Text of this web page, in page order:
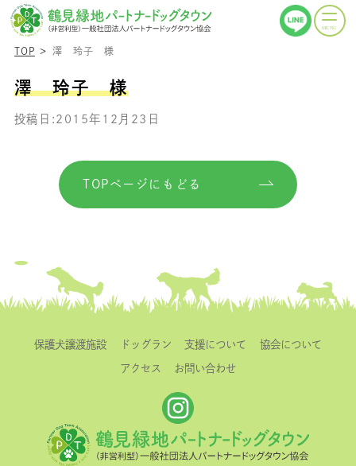
TOP 澤 玲子 様
澤 玲子 様
投稿日:2015年12月23日
TOPページにもどる
保護犬譲渡施設 ドッグラン 支援について 協会について
アクセス お問い合わせ